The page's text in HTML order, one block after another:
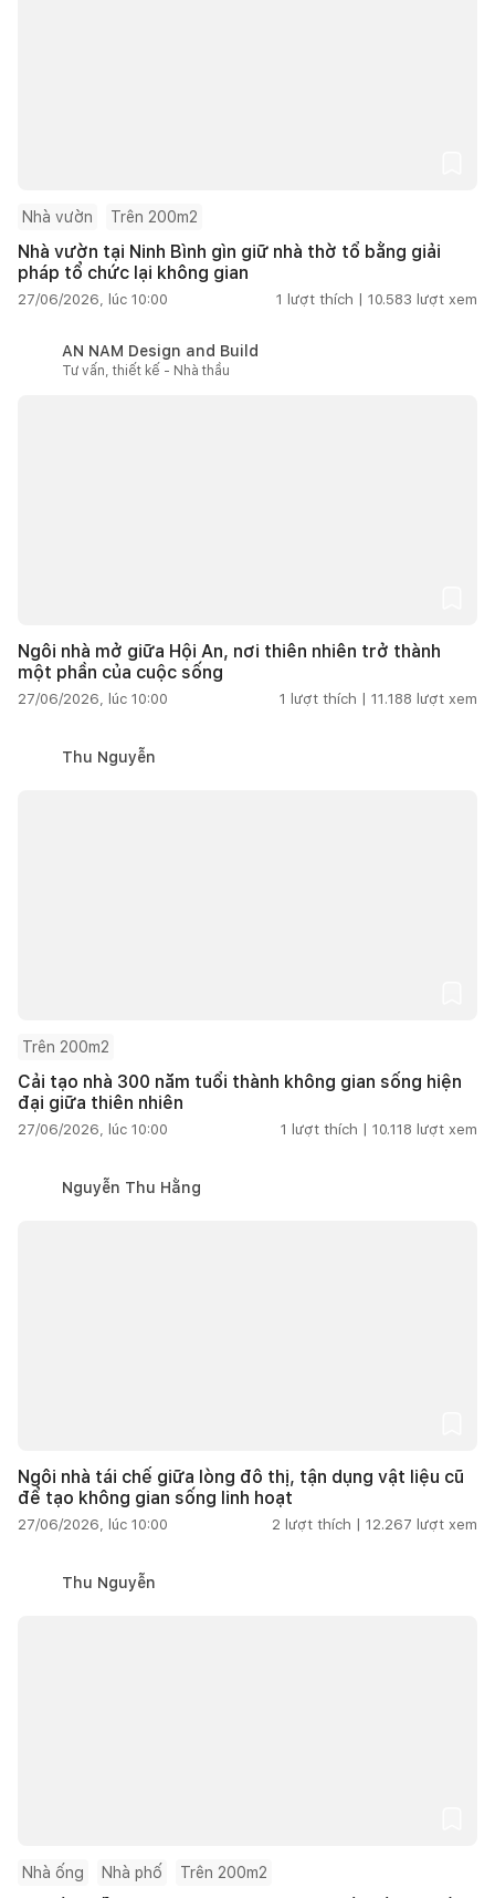
Nhà vườn Trên 200m2
Nhà vườn tại Ninh Bình gìn giữ nhà thờ tổ bằng giải
pháp tổ chức lại không gian
27/06/2026, lúc 10:00 1 lượt thích | 10.583 lượt xem
AN NAM Design and Build
Tư vấn, thiết kế - Nhà thầu
Ngôi nhà mở giữa Hội An, nơi thiên nhiên trở thành
một phần của cuộc sống
27/06/2026, lúc 10:00 1 lượt thích | 11.188 lượt xem
Thu Nguyễn
Trên 200m2
Cải tạo nhà 300 năm tuổi thành không gian sống hiện
đại giữa thiên nhiên
27/06/2026, lúc 10:00 1 lượt thích | 10.118 lượt xem
Nguyễn Thu Hằng
Ngôi nhà tái chế giữa lòng đô thị, tận dụng vật liệu cũ
để tạo không gian sống linh hoạt
27/06/2026, lúc 10:00 2 lượt thích | 12.267 lượt xem
Thu Nguyễn
Nhà ống Nhà phố Trên 200m2